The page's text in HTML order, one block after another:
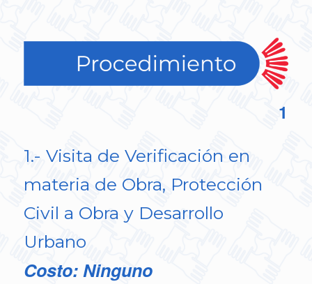
1
1.- Visita de Verificación en
materia de Obra, Protección
Civil a Obra y Desarrollo
Urbano
Costo: Ninguno